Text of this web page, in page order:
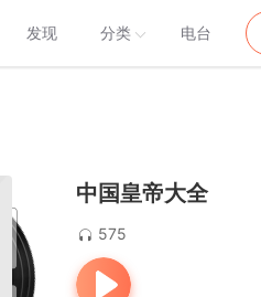
发现 分类 电台
中国皇帝大全
575